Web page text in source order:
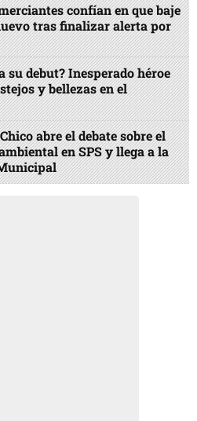
confían en que baje
tras finalizar alerta por
su debut? Inesperado héroe
y bellezas en el
abre el debate sobre el
en SPS y llega a la